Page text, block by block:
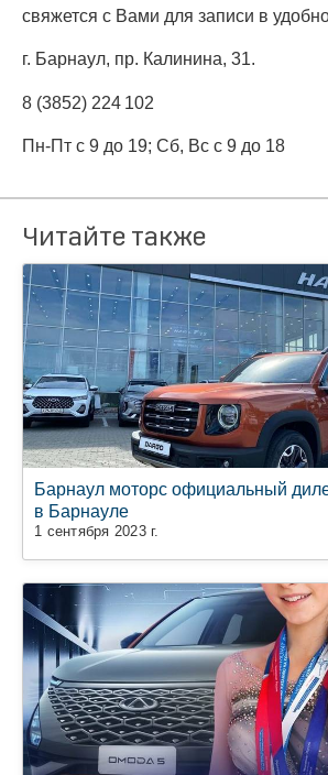
свяжется с Вами для записи в
г. Барнаул, пр. Калинина, 31.
8 (3852) 224 102
Пн-Пт с 9 до 19; Сб, Вс с 9 до 18
Читайте также
Барнаул моторс официальный
в Барнауле
1 сентября 2023 г.